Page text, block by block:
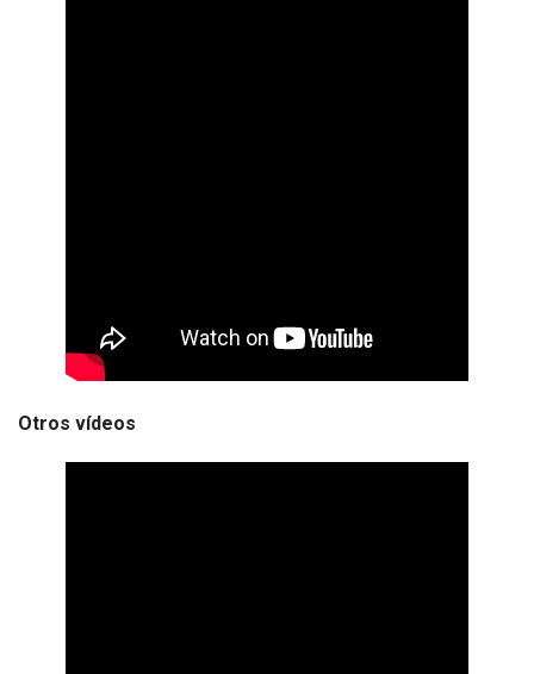
Otros vídeos